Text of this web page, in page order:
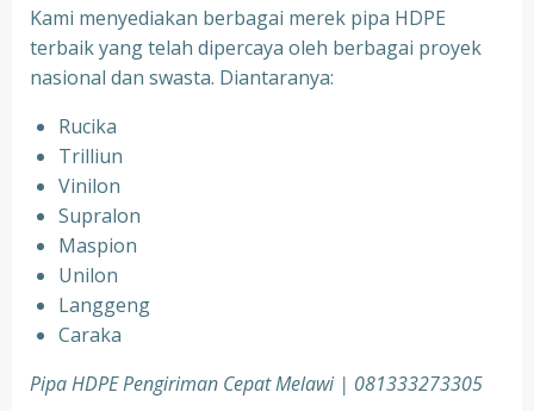
Kami menyediakan berbagai merek pipa HDPE
terbaik yang telah dipercaya oleh berbagai proyek
nasional dan swasta. Diantaranya:
Rucika
Trilliun
Vinilon
Supralon
Maspion
Unilon
Langgeng
Caraka
Pipa HDPE Pengiriman Cepat Melawi | 081333273305